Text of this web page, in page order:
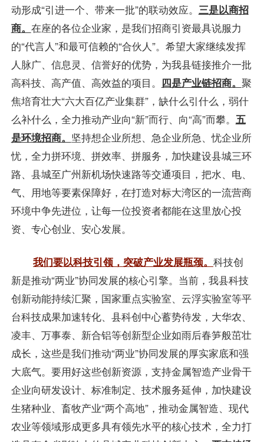
动形成“引进一个、带来一批”的联动效应。 三是以商招
商。 在座的各位企业家，是我们招商引资最具说服力
的“代言人”和最可信赖的“合伙人”。希望大家继续发挥
人脉广、信息灵、信誉好的优势，为我县链接推介一批
高科技、高产值、高效益的项目。 四是产业链招商。 聚
焦培育壮大“六大百亿产业集群”，缺什么引什么，弱什
么补什么，全力推动产业向“新”而行、向“高”而攀。 五
是环境招商。 坚持想企业所想、急企业所急、忧企业所
忧，全力拼环境、拼效率、拼服务，加快建设县城三环
路、县城至广州新机场快速路等交通项目，把水、电、
气、用地等要素保障好，在打造对标大湾区的一流营商
环境中争先进位，让每一位投资者都能在这里放心投
资、专心创业、安心发展。
我们要以科技引领，突破产业发展瓶颈。 科技创
新是推动“两业”协同发展的核心引擎。当前，我县科技
创新动能持续汇聚，国家重点实验室、云浮实验室等平
台科技成果加速转化、县科创中心蓄势待发，大华农、
凌丰、万事泰、新合铝等创新型企业如雨后春笋般茁壮
成长，这些是我们推动“两业”协同发展的厚实家底和强
大底气。要用好这些创新资源，支持金属智造产业骨干
企业向研发设计、标准制定、技术服务延伸，加快建设
生猪种业、畜牧产业“两个高地”，推动金属智造、现代
农业等领域形成更多具有领先水平的核心技术，全力打